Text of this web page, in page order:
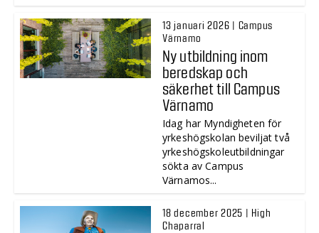
13 januari 2026 | Campus
Värnamo
Ny utbildning inom
beredskap och
säkerhet till Campus
Värnamo
Idag har Myndigheten för
yrkeshögskolan beviljat två
yrkeshögskoleutbildningar
sökta av Campus
Värnamos...
18 december 2025 | High
Chaparral